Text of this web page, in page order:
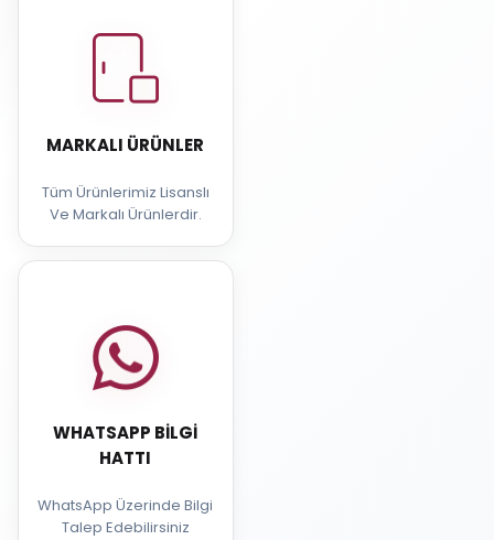
MARKALI ÜRÜNLER
Tüm Ürünlerimiz Lisanslı
Ve Markalı Ürünlerdir.
WHATSAPP BILGI
HATTI
WhatsApp Üzerinde Bilgi
Talep Edebilirsiniz